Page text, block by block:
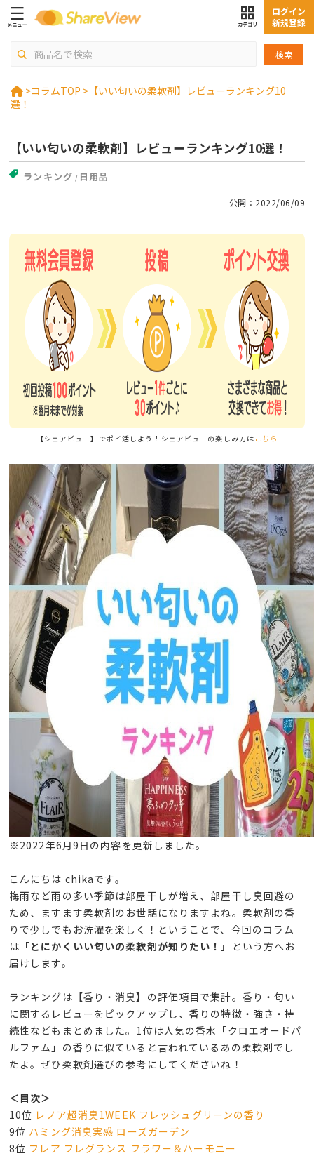
検索
ログイン
新規登録
>コラムTOP > 【いい匂いの柔軟剤】レビューランキング10
選！
【いい匂いの柔軟剤】レビューランキング10選！
ランキング 日用品
公開：2022/06/09
【シェアビュー】でポイ活しよう！シェアビューの楽しみ方は こちら
※2022年6月9日の内容を更新しました。
こんにちは chikaです。
梅雨など雨の多い季節は部屋干しが増え、部屋干し臭回避の
ため、ますます柔軟剤のお世話になりますよね。柔軟剤の香
りで少しでもお洗濯を楽しく！ということで、今回のコラム
は 「とにかくいい匂いの柔軟剤が知りたい！」
という方へお
届けします。
ランキングは【香り・消臭】の評価項目で集計。香り・匂い
に関するレビューをピックアップし、香りの特徴・強さ・持
続性などもまとめました。1位は人気の香水「クロエオードパ
ルファム」の香りに似ていると言われているあの柔軟剤でし
たよ。ぜひ柔軟剤選びの参考にしてくださいね！
＜目次＞
10位 レノア超消臭1WEEK フレッシュグリーンの香り
9位 ハミング消臭実感 ローズガーデン
8位 フレア フレグランス フラワー＆ハーモニー